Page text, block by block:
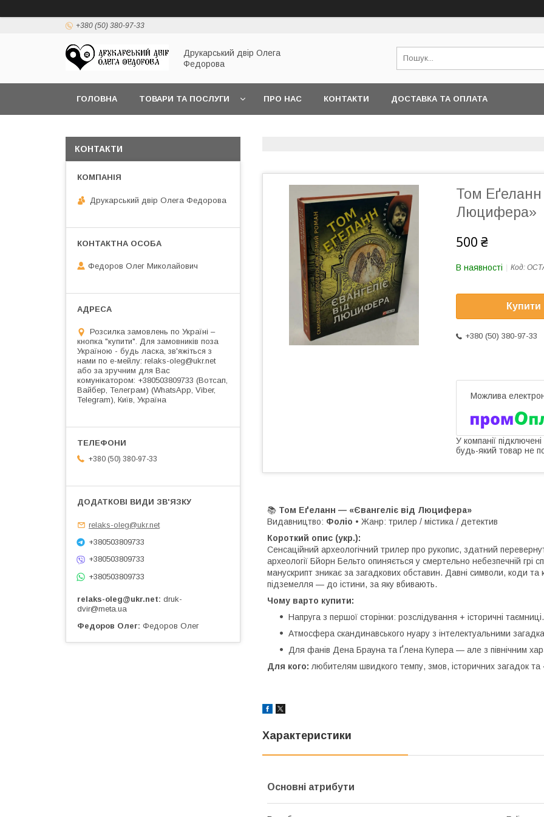
+380 (50) 380-97-33
Друкарський двір Олега
Федорова
ГОЛОВНА ТОВАРИ ТА ПОСЛУГИ ПРО НАС КОНТАКТИ ДОСТАВКА ТА ОПЛАТА
Том Еґеланн
Люцифера»
500 ₴
В наявності Код:
Купити
+380 (50) 380-97-33
У компанії
будь-який товар не
📚 Том Еґеланн — «Євангеліє від Люцифера»
Видавництво: Фоліо • Жанр: трилер / містика / детектив
Короткий опис (укр.):
Сенсаційний археологічний трилер про рукопис, здатний
археології Бйорн Бельто опиняється у смертельно небезпечній грі
манускрипт зникає за загадкових обставин. Давні символи, коди та
підземелля — до істини, за яку вбивають.
Чому варто купити:
Напруга з першої сторінки: розслідування + історичні таємниці.
Атмосфера скандинавського нуару з інтелектуальними
Для фанів Дена Брауна та Ґлена Купера — але з північним
Для кого: любителям швидкого темпу, змов, історичних загадок та
Характеристики
Основні атрибути
КОНТАКТИ
Друкарський двір Олега Федорова
Федоров Олег Миколайович
Розсилка замовлень по Україні –
кнопка "купити". Для замовників поза
Україною - будь ласка, зв'яжіться з
нами по е-мейлу: relaks-oleg@ukr.net
або за зручним для Вас
комунікатором: +380503809733 (Вотсап,
Вайбер, Телеграм) (WhatsApp, Viber,
Telegram), Київ, Україна
+380 (50) 380-97-33
relaks-oleg@ukr.net
+380503809733
+380503809733
+380503809733
relaks-oleg@ukr.net druk-
dvir@meta.ua
Федоров Олег Федоров Олег